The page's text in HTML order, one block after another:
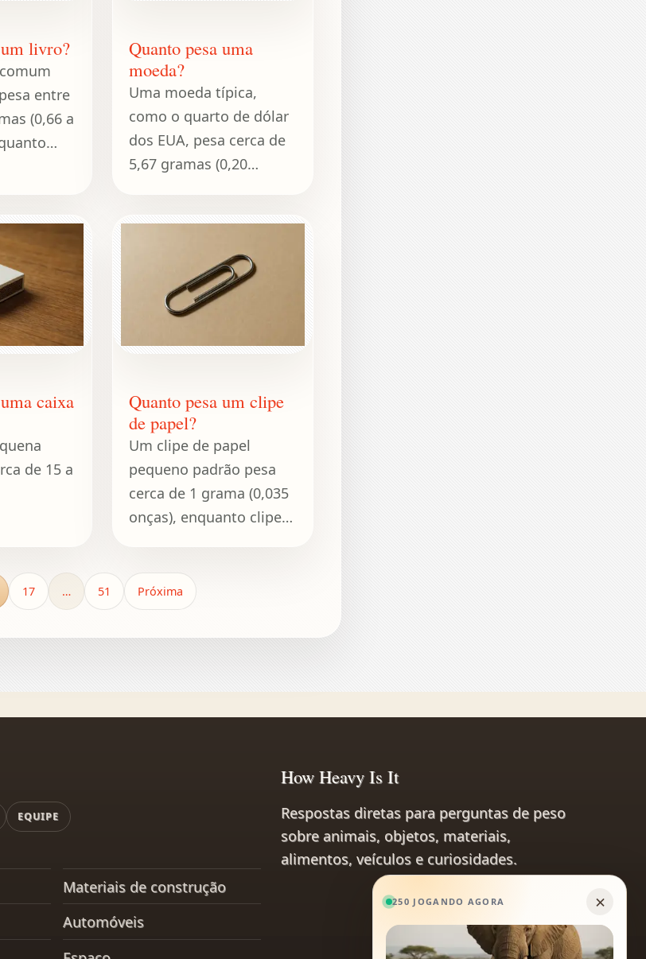
livro?
entre
(0,66 a
Quanto pesa uma
moeda?
Uma moeda típica,
como o quarto de dólar
dos EUA, pesa cerca de
5,67 gramas (0,20
caixa
de 15 a
Quanto pesa um clipe
de papel?
Um clipe de papel
pequeno padrão pesa
cerca de 1 grama (0,035
onças), enquanto clipes
gramas (0,07 onças).
17 … 51 Próxima
EQUIPE
Materiais de construção
Automóveis
How Heavy Is It
Respostas diretas para perguntas de peso
sobre animais, objetos, materiais,
alimentos, veículos e curiosidades.